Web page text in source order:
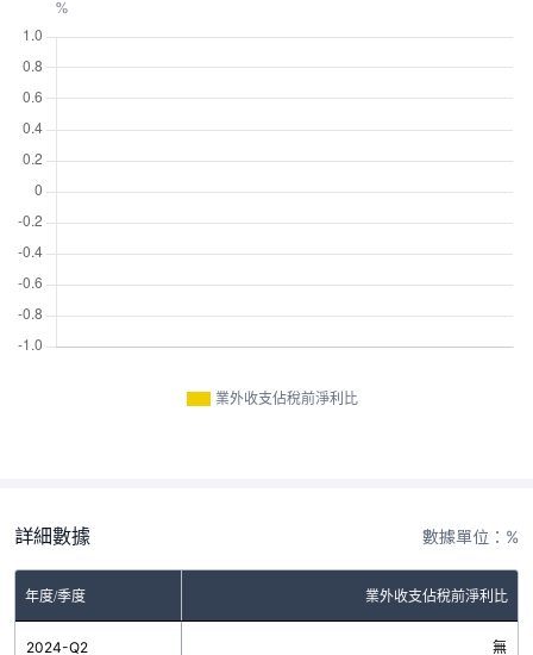
業外收支佔稅前淨利比
詳細數據 數據單位：%
年度/季度 業外收支佔稅前淨利比
2024-Q2 無